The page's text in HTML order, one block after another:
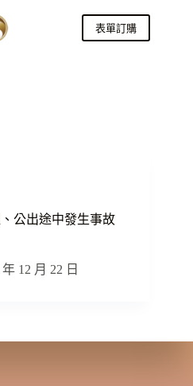
表單訂購
公出途中發生事故
年 12 月 22 日